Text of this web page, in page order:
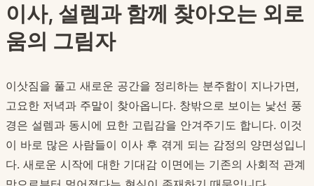
이사, 설렘과 함께 찾아오는 외로
움의 그림자
이삿짐을 풀고 새로운 공간을 정리하는 분주함이 지나가면,
고요한 저녁과 주말이 찾아옵니다. 창밖으로 보이는 낯선 풍
경은 설렘과 동시에 묘한 고립감을 안겨주기도 합니다. 이것
이 바로 많은 사람들이 이사 후 겪게 되는 감정의 양면성입니
다. 새로운 시작에 대한 기대감 이면에는 기존의 사회적 관계